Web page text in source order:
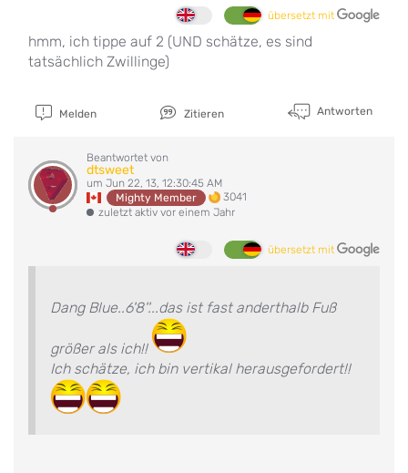
übersetzt mit
hmm, ich tippe auf 2 (UND schätze, es sind
tatsächlich Zwillinge)
Melden Zitieren Antworten
Beantwortet von
dtsweet
um Jun 22, 13, 12:30:45 AM
Mighty Member
3041
zuletzt aktiv vor einem Jahr
übersetzt mit
Dang Blue..6'8''...das ist fast anderthalb Fuß
größer als ich!!
Ich schätze, ich bin vertikal herausgefordert!!